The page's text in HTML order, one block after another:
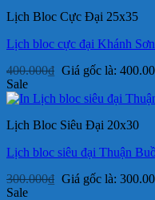
Lịch Bloc Cực Đại 25x35
Lịch bloc cực đại Khánh
400.000₫ Giá gốc là:
Sale
Lịch Bloc Siêu Đại 20x30
Lịch bloc siêu đại Thuận
300.000₫ Giá gốc là:
Sale